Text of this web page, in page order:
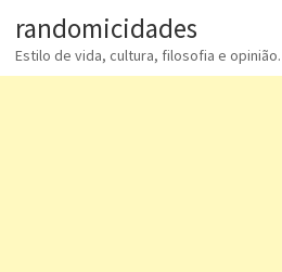
randomicidades
Estilo de vida, cultura, filosofia e opinião.